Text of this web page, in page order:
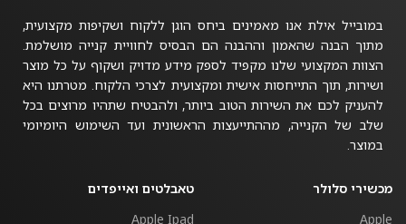
במובייל אילת אנו מאמינים ביחס הוגן ללקוח ושקיפות מקצועית,
מתוך הבנה שהאמון וההבנה הם הבסיס לחוויית קנייה מושלמת.
הצוות המקצועי שלנו מקפיד לספק מידע מדויק ושקוף על כל מוצר
ושירות, תוך התייחסות אישית ומקצועית לצרכי הלקוח. מטרתנו היא
להעניק לכם את השירות הטוב ביותר, ולהבטיח שתהיו מרוצים בכל
שלב של הקנייה, מההתייעצות הראשונית ועד השימוש היומיומי
במוצר.
מכשירי סלולר
Apple
טאבלטים ואייפדים
Apple Ipad